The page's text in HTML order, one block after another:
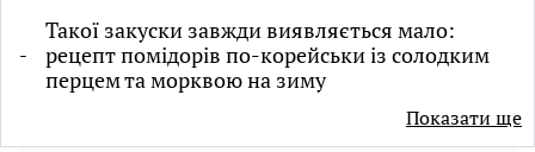
Такої закуски завжди виявляється мало:
рецепт помідорів по-корейськи із солодким
перцем та морквою на зиму
Показати ще